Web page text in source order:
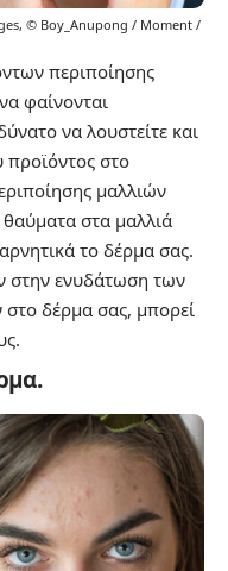
, © Boy_Anupong / Moment /
περιποίησης
φαίνονται
να λουστείτε και
προϊόντος στο
μαλλιών
στα μαλλιά
το δέρμα σας.
στην ενυδάτωση των
δέρμα σας, μπορεί